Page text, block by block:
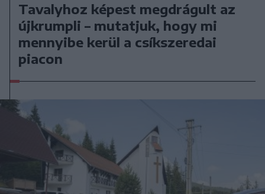
Tavalyhoz képest megdrágult az
újkrumpli – mutatjuk, hogy mi
mennyibe kerül a csíkszeredai
piacon